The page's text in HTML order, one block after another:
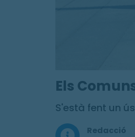
Els
S'està fent un
Redacció